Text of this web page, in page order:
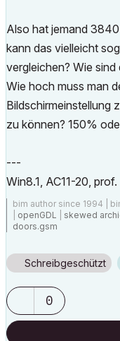
Also hat jemand
kann das vielleicht
vergleichen? Wie sind
Wie hoch muss man
Bildschirmeinstellung
zu können? 150%
---
Win8.1, AC11-20, prof.
bim author since 1994 |
openGDL skewed
doors.gsm
Schreibgeschützt
0